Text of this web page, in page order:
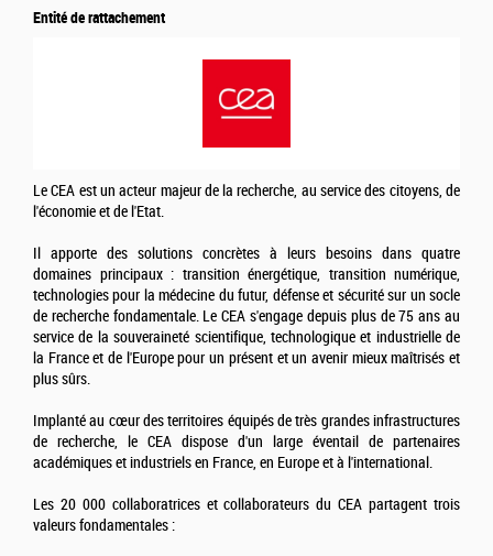
Entité de rattachement
Le CEA est un acteur majeur de la recherche, au service des citoyens, de
l'économie et de l'Etat.
Il apporte des solutions concrètes à leurs besoins dans quatre
domaines principaux : transition énergétique, transition numérique,
technologies pour la médecine du futur, défense et sécurité sur un socle
de recherche fondamentale. Le CEA s'engage depuis plus de 75 ans au
service de la souveraineté scientifique, technologique et industrielle de
la France et de l'Europe pour un présent et un avenir mieux maîtrisés et
plus sûrs.
Implanté au cœur des territoires équipés de très grandes infrastructures
de recherche, le CEA dispose d'un large éventail de partenaires
académiques et industriels en France, en Europe et à l'international.
Les 20 000 collaboratrices et collaborateurs du CEA partagent trois
valeurs fondamentales :